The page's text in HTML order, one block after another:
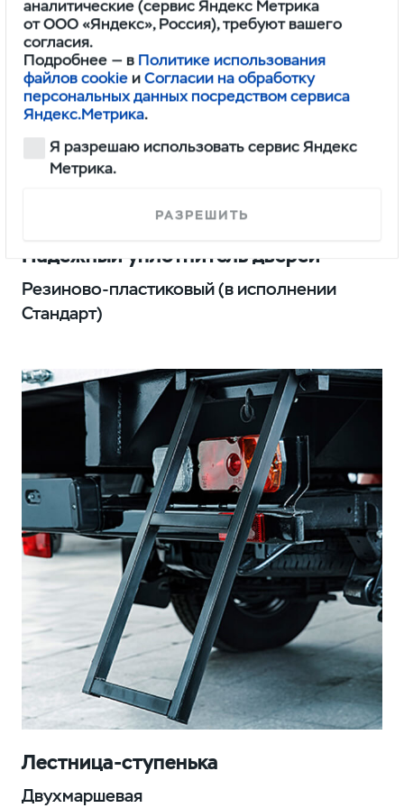
Надежный уплотнитель дверей
Резиново-пластиковый (в исполнении
Стандарт)
Лестница-ступенька
Двухмаршевая
аналитические (сервис Яндекс Метрика
от ООО «Яндекс», Россия), требуют вашего
согласия.
Подробнее — в Политике использования
файлов cookie иСогласии на обработку
персональных данных посредством сервиса
Яндекс.Метрика.
Я разрешаю использовать сервис Яндекс
Метрика.
РАЗРЕШИТЬ